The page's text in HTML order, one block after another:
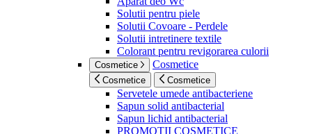
Solutii pentru piele
Solutii Covoare - Perdele
Solutii intretinere textile
Colorant pentru revigorarea culorii
Cosmetice Cosmetice
Cosmetice Cosmetice
Servetele umede antibacteriene
Sapun solid antibacterial
Sapun lichid antibacterial
PROMOTII COSMETICE